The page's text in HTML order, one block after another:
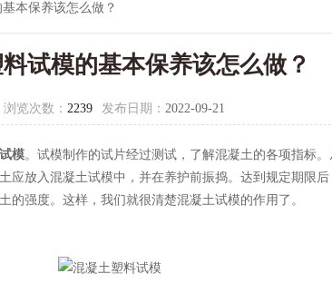
本保养该怎么做？
试模的基本保养该怎么做？
浏览次数： 2239 发布日期： 2022-09-21
模。试模制作的试片经过测试，了解混凝土的各项指标
应放入混凝土试模中，并在养护前振捣。达到规定期限
强度。这样，我们就很清楚混凝土试模的作用了。